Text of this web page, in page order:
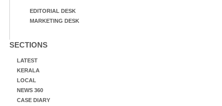
EDITORIAL DESK
MARKETING DESK
SECTIONS
LATEST
KERALA
LOCAL
NEWS 360
CASE DIARY